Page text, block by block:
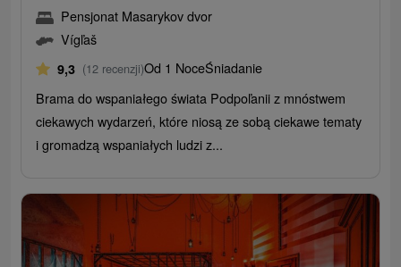
Pensjonat Masarykov dvor
Vígľaš
9,3 (12 recenzji)Od 1 NoceŚniadanie
Brama do wspaniałego świata Podpoľanii z mnóstwem
ciekawych wydarzeń, które niosą ze sobą ciekawe tematy
i gromadzą wspaniałych ludzi z...